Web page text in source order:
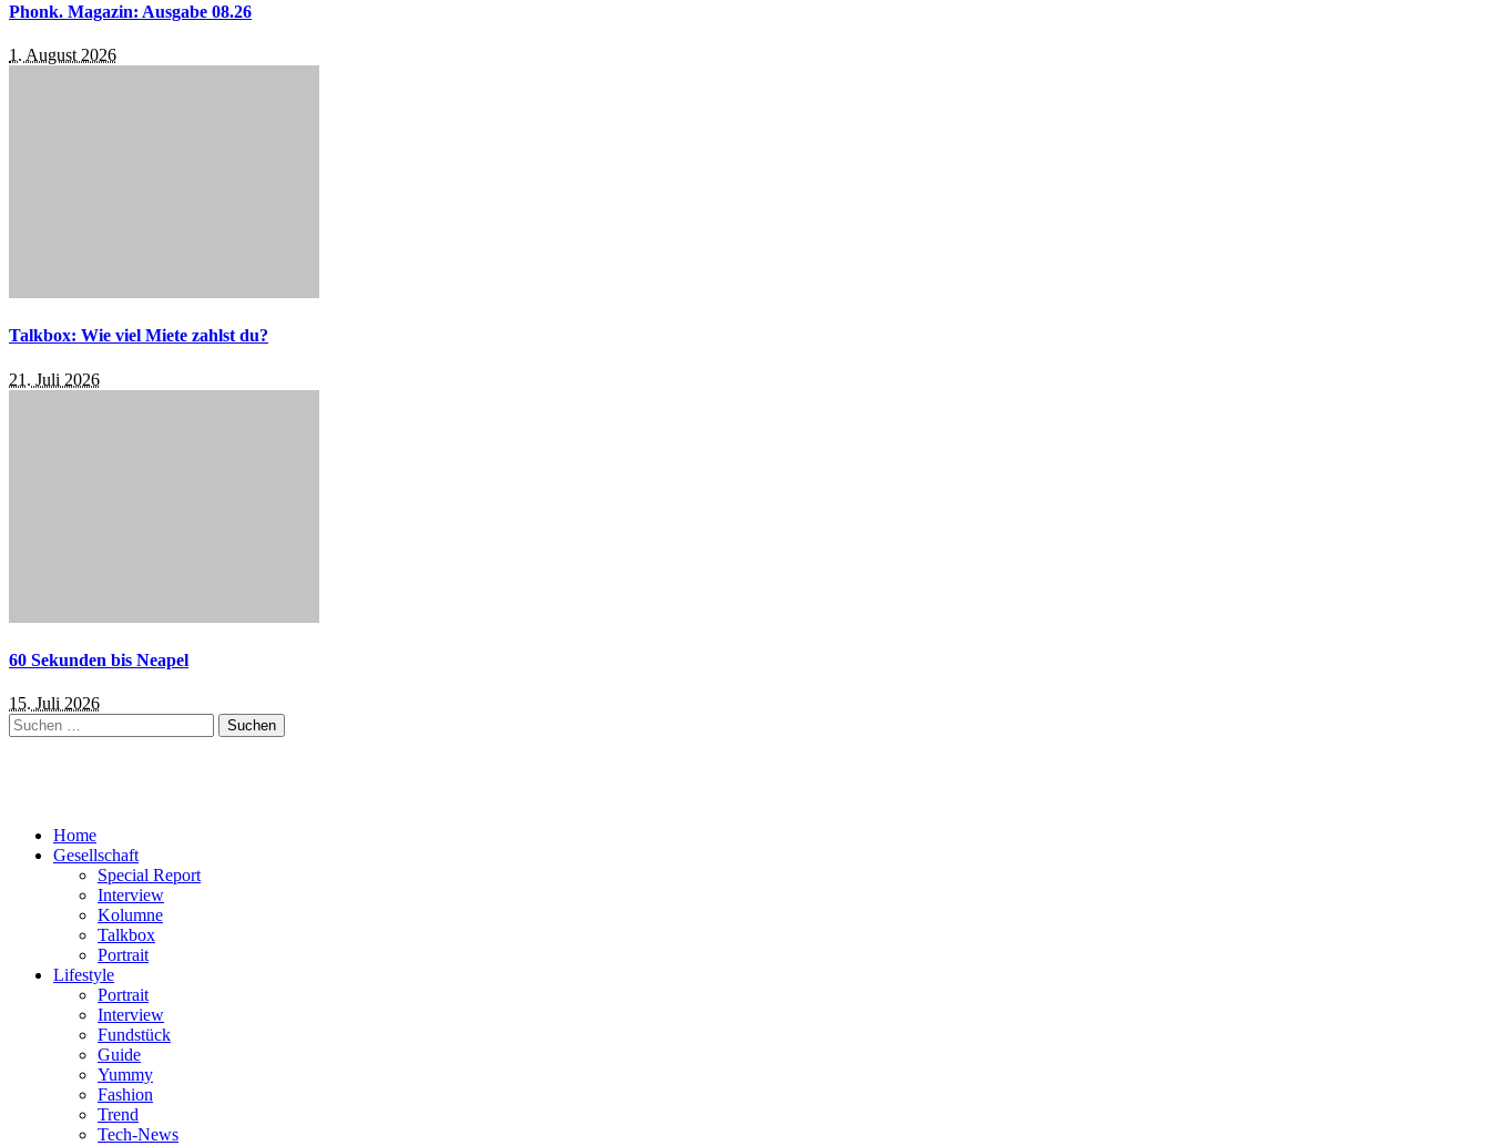
Phonk. Magazin: Ausgabe 08.26
1. August 2026
Talkbox: Wie viel Miete zahlst du?
21. Juli 2026
60 Sekunden bis Neapel
15. Juli 2026
Suchen
nach:
Home
Gesellschaft
Special Report
Interview
Kolumne
Talkbox
Portrait
Lifestyle
Portrait
Interview
Fundstück
Guide
Yummy
Fashion
Trend
Tech-News